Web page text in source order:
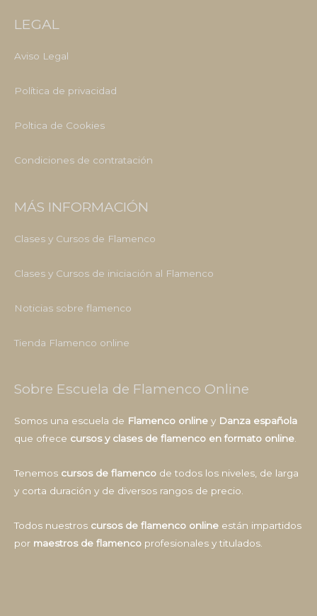
LEGAL
Aviso Legal
Política de privacidad
Poltica de Cookies
Condiciones de contratación
MÁS INFORMACIÓN
Clases y Cursos de Flamenco
Clases y Cursos de iniciación al Flamenco
Noticias sobre flamenco
Tienda Flamenco online
Sobre Escuela de Flamenco Online
Somos una escuela de Flamenco online y Danza española
que ofrece cursos y clases de flamenco en formato online
Tenemos cursos de flamenco de todos los niveles, de larga
y corta duración y de diversos rangos de precio.
Todos nuestros cursos de flamenco online están impartidos
por maestros de flamenco profesionales y titulados.